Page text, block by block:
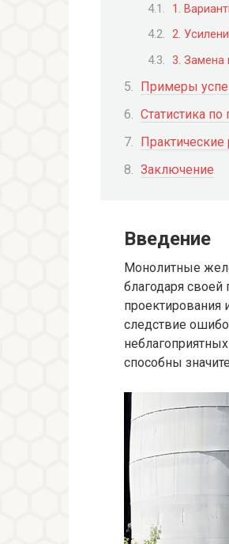
1.
2.
3. Замена
Примеры
Статистика
Заключение
Введение
Монолитные
благодаря
проектирования
следствие
способны